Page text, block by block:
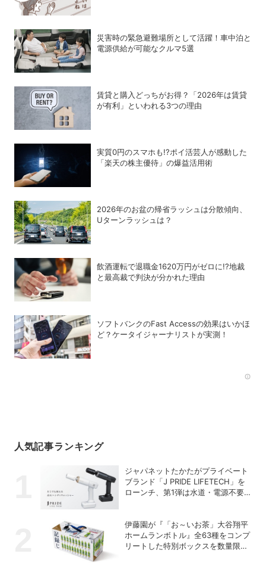
災害時の緊急避難場所として活躍！車中泊と
電源供給が可能なクルマ5選
賃貸と購入どっちがお得？「2026年は賃貸
が有利」といわれる3つの理由
実質0円のスマホも!?ポイ活芸人が感動した
「楽天の株主優待」の爆益活用術
2026年のお盆の帰省ラッシュは分散傾向、
Uターンラッシュは？
飲酒運転で退職金1620万円がゼロに!?地裁
と最高裁で判決が分かれた理由
ソフトバンクのFast Accessの効果はいかほ
ど？ケータイジャーナリストが実測！
人気記事ランキング
ジャパネットたかたがプライベート
ブランド「J PRIDE LIFETECH」を
ローンチ、第1弾は水道・電源不要
伊藤園が『「お～いお茶」大谷翔平
ホームランボトル』全63種をコンプ
リートした特別ボックスを数量限定